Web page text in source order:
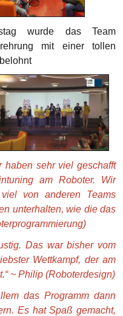
wurde das Team
mit einer tollen
haben sehr viel geschafft
am Roboter. Wir
von anderen Teams
unterhalten, wie die das
Das war bisher vom
Wettkampf, der am
~ Philip (Roboterdesign)
das Programm dann
Es hat Spaß gemacht,